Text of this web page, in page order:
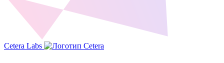
Cetera Labs